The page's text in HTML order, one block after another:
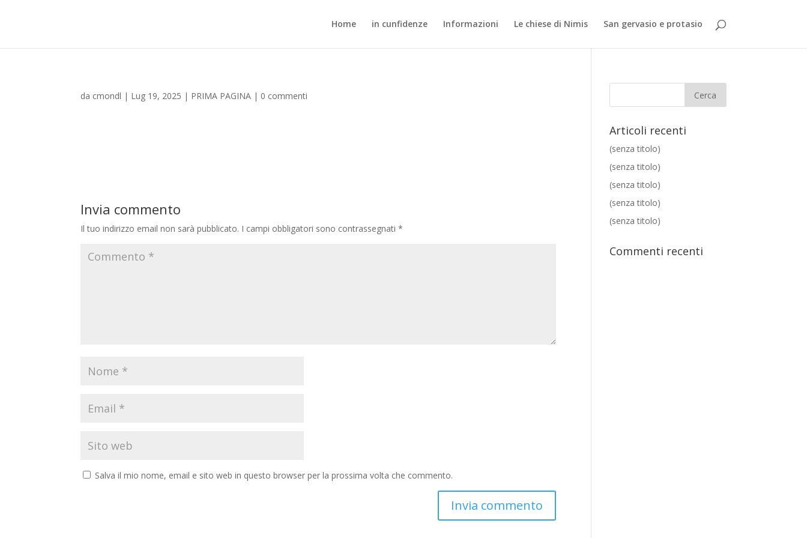
Home in cunfidenze Informazioni Le chiese di Nimis San gervasio e protasio
da cmondl | Lug 19, 2025 | PRIMA PAGINA | 0 commenti
Invia commento
Il tuo indirizzo email non sarà pubblicato. I campi obbligatori sono contrassegnati*
Salva il mio nome, email e sito web in questo browser per la prossima volta che commento.
Articoli recenti
(senza titolo)
(senza titolo)
(senza titolo)
(senza titolo)
(senza titolo)
Commenti recenti